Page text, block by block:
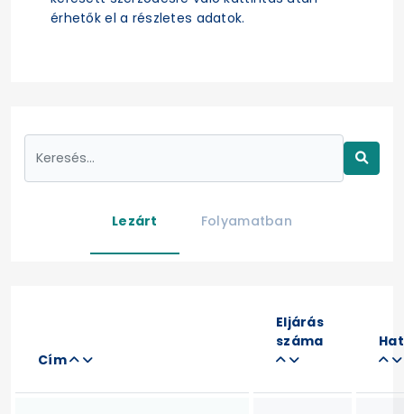
érhetők el a részletes adatok.
Lezárt Folyamatban
Cím
Eljárás
száma